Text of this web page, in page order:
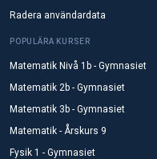
Radera användardata
POPULÄRA KURSER
Matematik Nivå 1b - Gymnasiet
Matematik 2b - Gymnasiet
Matematik 3b - Gymnasiet
Matematik - Årskurs 9
Fysik 1 - Gymnasiet